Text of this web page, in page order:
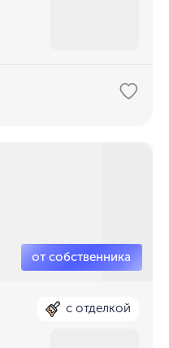
с отделкой